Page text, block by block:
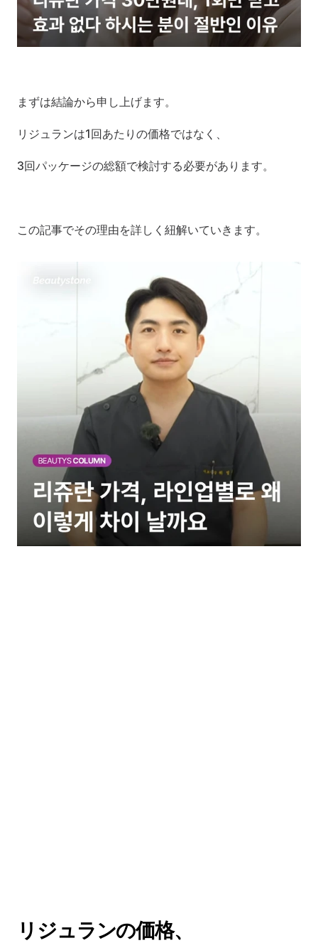
まずは結論から申し上げます。
リジュランは1回あたりの価格ではなく、
3回パッケージの総額で検討する必要があります。
この記事でその理由を詳しく紐解いていきます。
リジュランの価格、